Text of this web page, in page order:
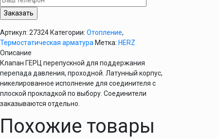
1/2"
Herz
Артикул: 27324 Категории: Отопление,
Термостатическая арматура Метка: HERZ
Описание
Клапан ГЕРЦ перепускной для поддержания
перепада давления, проходной. Латунный корпус,
никелированное исполнение для соединителя с
плоской прокладкой по выбору. Соединители
заказываются отдельно.
Похожие товары